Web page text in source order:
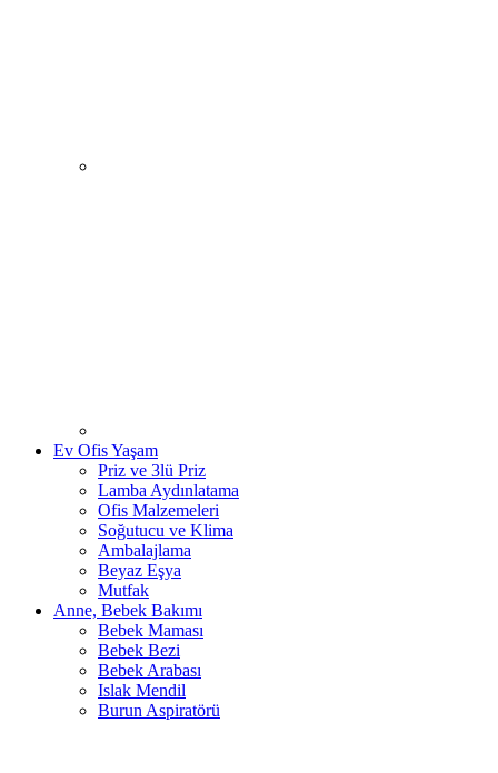
Ev Ofis Yaşam
Priz ve 3lü Priz
Lamba Aydınlatama
Ofis Malzemeleri
Soğutucu ve Klima
Ambalajlama
Beyaz Eşya
Mutfak
Anne, Bebek Bakımı
Bebek Maması
Bebek Bezi
Bebek Arabası
Islak Mendil
Burun Aspiratörü